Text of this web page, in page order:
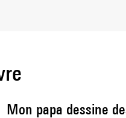
Mon papa dessine